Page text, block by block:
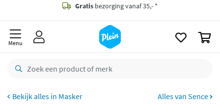
Gratis bezorging vanaf 35,- *
besteld,
retourneren
Menu
Masker Alles van Sence